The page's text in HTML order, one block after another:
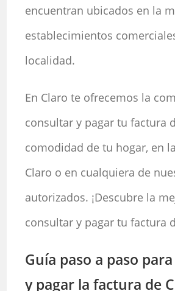
encuentran ubicados en la
establecimientos
localidad.
En Claro te ofrecemos la
consultar y pagar tu factura
comodidad de tu hogar, en
Claro o en cualquiera de
autorizados. ¡Descubre la
consultar y pagar tu factura
Guía paso a paso
y pagar la factura de